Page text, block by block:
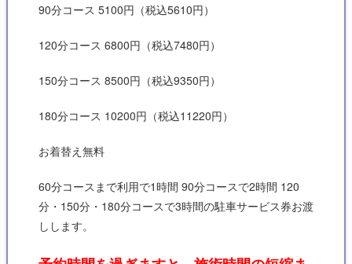
90分コース 5100円（税込5610円）
120分コース 6800円（税込7480円）
150分コース 8500円（税込9350円）
180分コース 10200円（税込11220円）
お着替え無料
60分コースまで利用で1時間 90分コースで2時間 120
分・150分・180分コースで3時間の駐車サービス券お渡
しします。